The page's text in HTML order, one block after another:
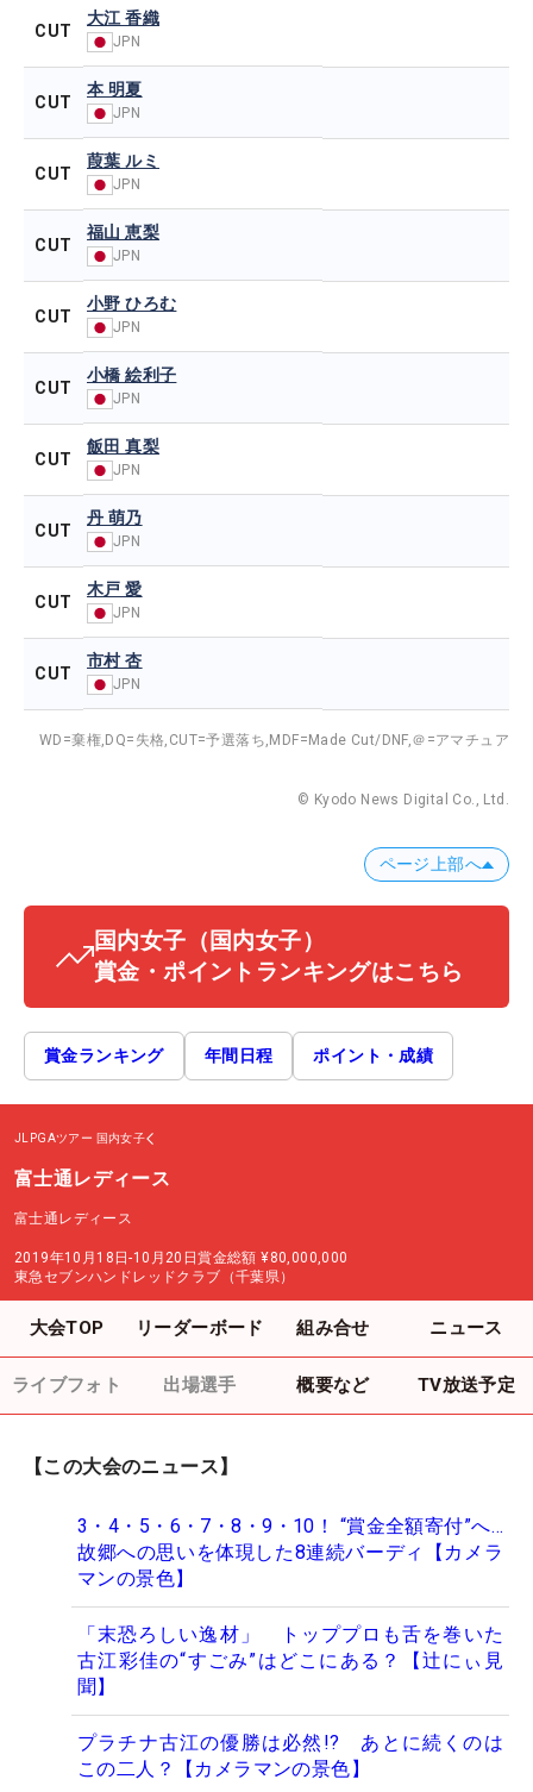
CUT
大江 香織
JPN
CUT
本 明夏
JPN
CUT
葭葉 ルミ
JPN
CUT
福山 恵梨
JPN
CUT
小野 ひろむ
JPN
CUT
小橋 絵利子
JPN
CUT
飯田 真梨
JPN
CUT
丹 萌乃
JPN
CUT
木戸 愛
JPN
CUT
市村 杏
JPN
WD=棄権, DQ=失格, CUT=予選落ち, MDF=Made Cut/DNF,＠=アマチュア
© Kyodo News Digital Co., Ltd.
ページ上部へ
国内女子 （国内女子）
賞金・ポイントランキングはこちら
賞金ランキング 年間日程 ポイント・成績
JLPGAツアー 国内女子
富士通レディース
富士通レディース
2019年10月18日-10月20日賞金総額 ¥80,000,000
東急セブンハンドレッドクラブ（千葉県）
大会TOP リーダーボード 組み合せ ニュース
ライブフォト 出場選手 概要など TV放送予定
【この大会のニュース】
3・4・5・6・7・8・9・10！ “賞金全額寄付”へ…
故郷への思いを体現した8連続バーディ【カメラ
マンの景色】
「末恐ろしい逸材」 トッププロも舌を巻いた
古江彩佳の“すごみ”はどこにある？【辻にぃ見
聞】
プラチナ古江の優勝は必然!? あとに続くのは
この二人？【カメラマンの景色】